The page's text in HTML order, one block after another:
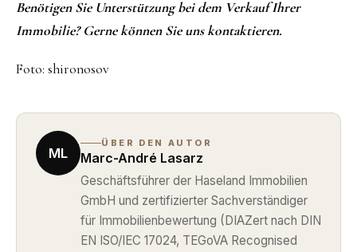
Benötigen Sie Unterstützung bei dem Verkauf Ihrer
Immobilie? Gerne können Sie uns kontaktieren.
Foto: shironosov
ML
ÜBER DEN AUTOR
Marc-André Lasarz
Geschäftsführer der Haseland Immobilien
GmbH und zertifizierter Sachverständiger
für Immobilienbewertung (DIAZert nach DIN
EN ISO/IEC 17024, TEGoVA Recognised